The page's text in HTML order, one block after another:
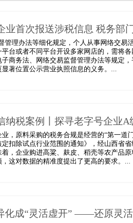
业首次报送涉税信息 税务部
管理办法等细化规定，个人从事网络交
平台或者不同平台开设多家网店的，需将
商务法、网络交易监督管理办法等规定
著位置公示营业执照信息的义务。...
纳税案例丨探寻老字号企业A
，原料采购的税务合规是经营的“第一道
扣除试点行业范围的通知》，经山西省
，企业购进高粱、麸皮、稻壳等农产品
这对数据的精准度提出了更高的要求。...
化成“灵活虚开” ——还原灵